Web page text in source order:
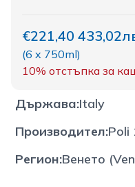
€221,40
(6 x 750ml)
10% отстъпка за
Държава:Italy
Производител:Poli
Регион:Венето